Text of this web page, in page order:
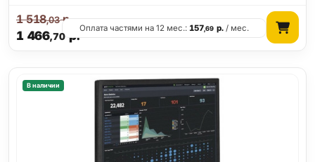
1 466,70 р.
1 518,03р.
Оплата частями на 12 мес.:157,69 р./ мес.
В наличии